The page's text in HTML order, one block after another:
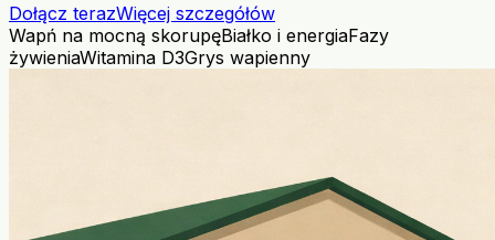
Dołącz terazWięcej szczegółów
Wapń na mocną skorupęBiałko i energiaFazy
żywieniaWitamina D3Grys wapienny